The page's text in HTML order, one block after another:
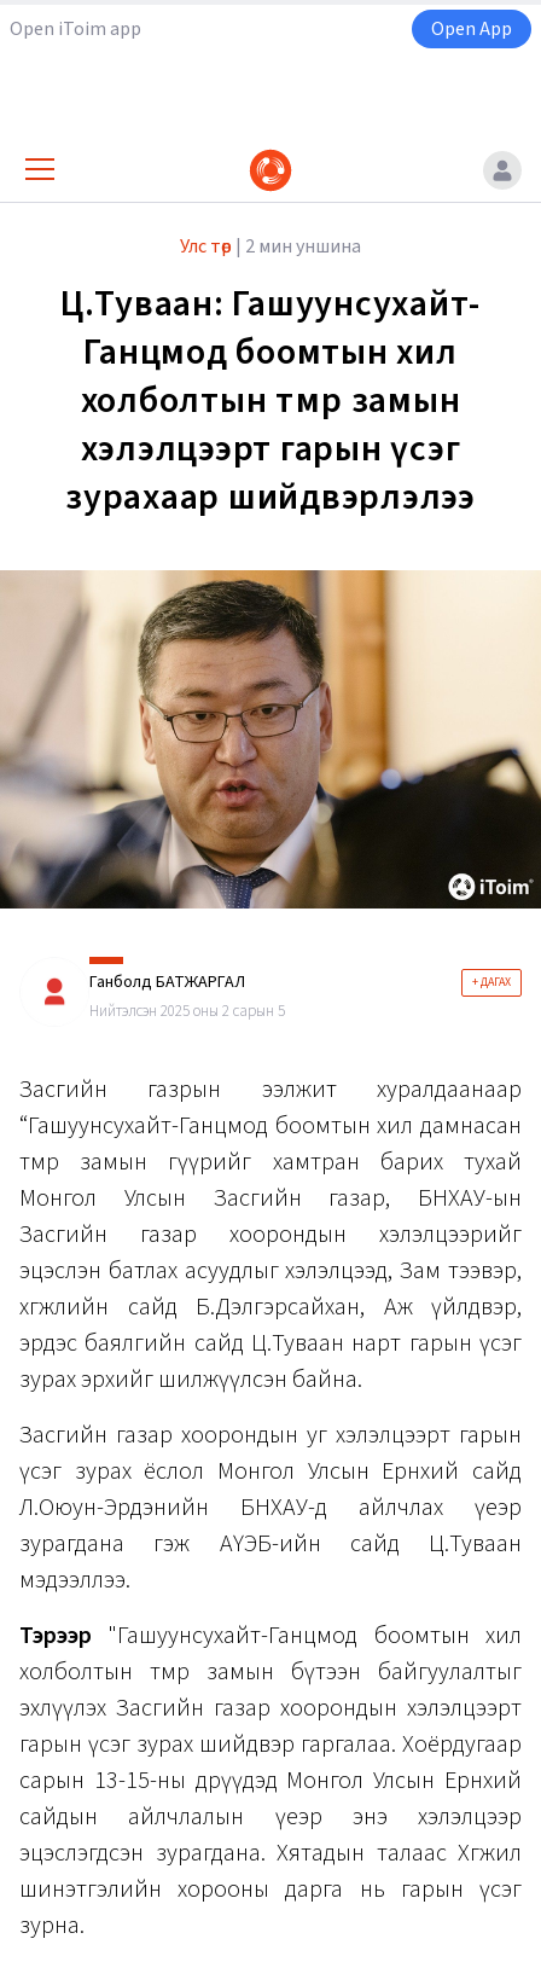
Open iToim app Open App
Улс төр | 2 мин уншина
Ц.Туваан: Гашуунсухайт-
Ганцмод боомтын хил
холболтын төмөр замын
хэлэлцээрт гарын үсэг
зурахаар шийдвэрлэлээ
Ганболд БАТЖАРГАЛ + ДАГАХ
Нийтэлсэн 2025 оны 2 сарын 5
Засгийн газрын ээлжит хуралдаанаар
“Гашуунсухайт-Ганцмод боомтын хил дамнасан
төмөр замын гүүрийг хамтран барих тухай
Монгол Улсын Засгийн газар, БНХАУ-ын
Засгийн газар хоорондын хэлэлцээрийг
эцэслэн батлах асуудлыг хэлэлцээд, Зам тээвэр,
хөгжлийн сайд Б.Дэлгэрсайхан, Аж үйлдвэр,
эрдэс баялгийн сайд Ц.Туваан нарт гарын үсэг
зурах эрхийг шилжүүлсэн байна.
Засгийн газар хоорондын уг хэлэлцээрт гарын
үсэг зурах ёслол Монгол Улсын Ерөнхий сайд
Л.Оюун-Эрдэнийн БНХАУ-д айлчлах үеэр
зурагдана гэж АҮЭБ-ийн сайд Ц.Туваан
мэдээллээ.
Тэрээр "Гашуунсухайт-Ганцмод боомтын хил
холболтын төмөр замын бүтээн байгуулалтыг
эхлүүлэх Засгийн газар хоорондын хэлэлцээрт
гарын үсэг зурах шийдвэр гаргалаа. Хоёрдугаар
сарын 13-15-ны өдрүүдэд Монгол Улсын Ерөнхий
сайдын айлчлалын үеэр энэ хэлэлцээр
эцэслэгдсэн зурагдана. Хятадын талаас Хөгжил
шинэтгэлийн хорооны дарга нь гарын үсэг
зурна.